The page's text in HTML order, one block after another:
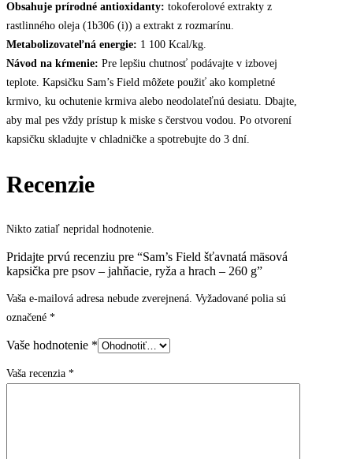
Obsahuje prírodné antioxidanty: tokoferolové extrakty z
rastlinného oleja (1b306 (i)) a extrakt z rozmarínu.
Metabolizovateľná energie: 1 100 Kcal/kg.
Návod na kŕmenie: Pre lepšiu chutnosť podávajte v izbovej
teplote. Kapsičku Sam’s Field môžete použiť ako kompletné
krmivo, ku ochutenie krmiva alebo neodolateľnú desiatu. Dbajte,
aby mal pes vždy prístup k miske s čerstvou vodou. Po otvorení
kapsičku skladujte v chladničke a spotrebujte do 3 dní.
Recenzie
Nikto zatiaľ nepridal hodnotenie.
Pridajte prvú recenziu pre “Sam’s Field šťavnatá mäsová
kapsička pre psov – jahňacie, ryža a hrach – 260 g”
Vaša e-mailová adresa nebude zverejnená. Vyžadované polia sú
označené *
Vaše hodnotenie *
Vaša recenzia *